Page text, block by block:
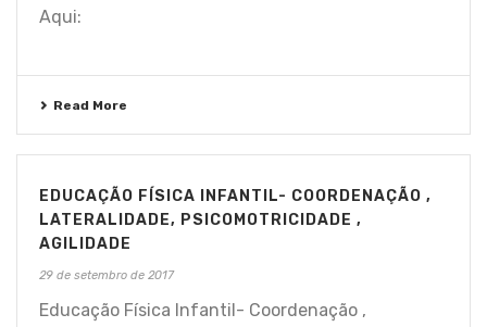
Aqui:
Read More
EDUCAÇÃO FÍSICA INFANTIL- COORDENAÇÃO ,
LATERALIDADE, PSICOMOTRICIDADE ,
AGILIDADE
29 de setembro de 2017
Educação Física Infantil- Coordenação ,